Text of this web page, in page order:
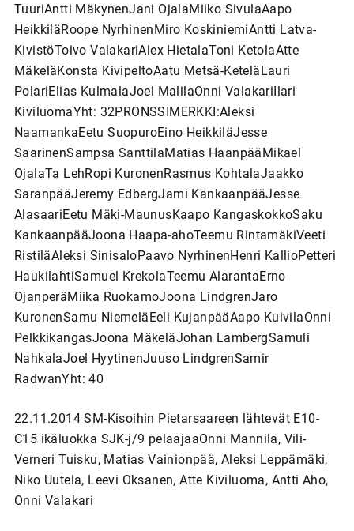
TuuriAntti MäkynenJani OjalaMiiko SivulaAapo
HeikkiläRoope NyrhinenMiro KoskiniemiAntti Latva-
KivistöToivo ValakariAlex HietalaToni KetolaAtte
MäkeläKonsta KivipeltoAatu Metsä-KeteläLauri
PolariElias KulmalaJoel MalilaOnni ValakariIlari
KiviluomaYht: 32PRONSSIMERKKI:Aleksi
NaamankaEetu SuopuroEino HeikkiläJesse
SaarinenSampsa SanttilaMatias HaanpääMikael
OjalaTa LehRopi KuronenRasmus KohtalaJaakko
SaranpääJeremy EdbergJami KankaanpääJesse
AlasaariEetu Mäki-MaunusKaapo KangaskokkoSaku
KankaanpääJoona Haapa-ahoTeemu RintamäkiVeeti
RistiläAleksi SinisaloPaavo NyrhinenHenri KallioPetteri
HaukilahtiSamuel KrekolaTeemu AlarantaErno
OjanperäMiika RuokamoJoona LindgrenJaro
KuronenSamu NiemeläEeli KujanpääAapo KuivilaOnni
PelkkikangasJoona MäkeläJohan LambergSamuli
NahkalaJoel HyytinenJuuso LindgrenSamir
RadwanYht: 40
22.11.2014 SM-Kisoihin Pietarsaareen lähtevät E10-
C15 ikäluokka SJK-j/9 pelaajaaOnni Mannila, Vili-
Verneri Tuisku, Matias Vainionpää, Aleksi Leppämäki,
Niko Uutela, Leevi Oksanen, Atte Kiviluoma, Antti Aho,
Onni Valakari